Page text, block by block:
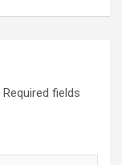
Required fields